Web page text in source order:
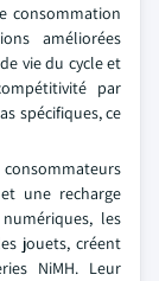
consommation
améliorées
vie du cycle et
par
spécifiques, ce
une recharge
les
jouets, créent
NiMH. Leur